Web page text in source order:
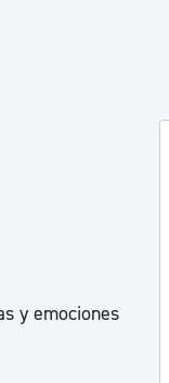
y emociones